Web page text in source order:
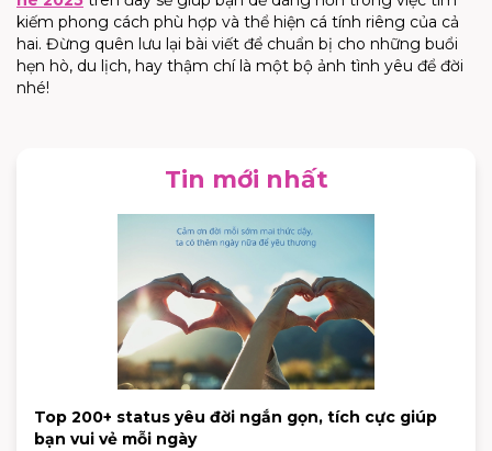
kiếm phong cách phù hợp và thể hiện cá tính riêng của cả
hai. Đừng quên lưu lại bài viết để chuẩn bị cho những buổi
hẹn hò, du lịch, hay thậm chí là một bộ ảnh tình yêu để đời
nhé!
Tin mới nhất
Top 200+ status yêu đời ngắn gọn, tích cực giúp
bạn vui vẻ mỗi ngày